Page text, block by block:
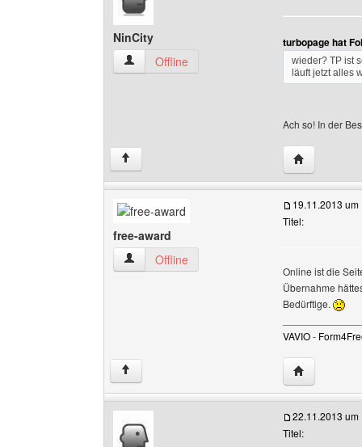
NinCity
NinCity Benutzer-Profile anzeigen
Offline
turbopage hat
wieder? TP ist
läuft jetzt alles
Ach so! In der
↑ Website
free-award
free-award Benutzer-Profile anzeigen
Offline
19.11.2013 um
Titel:
Online ist die
Übernahme
Bedürftige.
VAVIO-
↑ Website
22.11.2013 um
Titel: